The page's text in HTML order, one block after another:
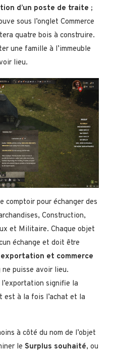
d’un poste de traite ;
sous l’onglet Commerce
quatre bois à construire.
une famille à l’immeuble
lieu.
comptoir pour échanger des
Construction,
et Militaire. Chaque objet
échange et doit être
et commerce
puisse avoir lieu.
signifie la
est à la fois l’achat et la
à côté du nom de l’objet
le Surplus souhaité, ou